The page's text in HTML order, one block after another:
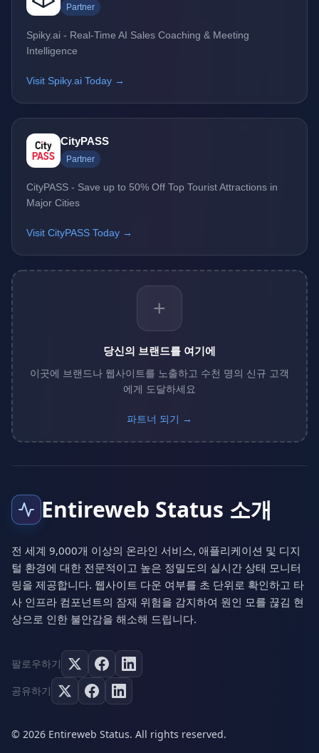
Partner
Spiky.ai - Real-Time AI Sales Coaching & Meeting
Intelligence
Visit Spiky.ai Today →
CityPASS
Partner
CityPASS - Save up to 50% Off Top Tourist Attractions in
Major Cities
Visit CityPASS Today →
+
당신의 브랜드를 여기에
이곳에 브랜드나 웹사이트를 노출하고 수천 명의 신규 고객
에게 도달하세요
파트너 되기 →
Entireweb Status 소개
전 세계 9,000개 이상의 온라인 서비스, 애플리케이션 및 디지
털 환경에 대한 전문적이고 높은 정밀도의 실시간 상태 모니터
링을 제공합니다. 웹사이트 다운 여부를 초 단위로 확인하고 타
사 인프라 컴포넌트의 잠재 위험을 감지하여 원인 모를 끊김 현
상으로 인한 불안감을 해소해 드립니다.
팔로우하기
공유하기
© 2026 Entireweb Status. All rights reserved.